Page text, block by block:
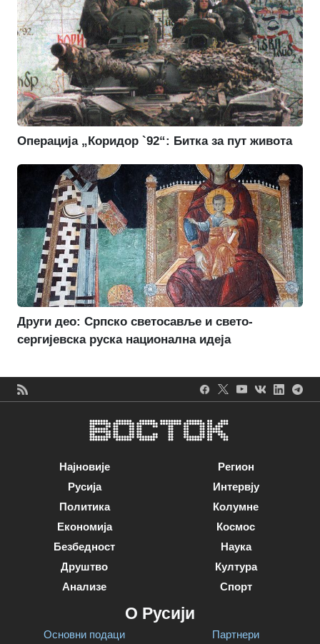
Операција „Коридор `92“: Битка за пут живота
Други део: Српско светосавље и свето-
сергијевска руска национална идеја
Најновије
Русија
Политика
Економија
Безбедност
Друштво
Анализе
Регион
Интервју
Колумне
Космос
Наука
Култура
Спорт
О Русији
Основни подаци Партнери